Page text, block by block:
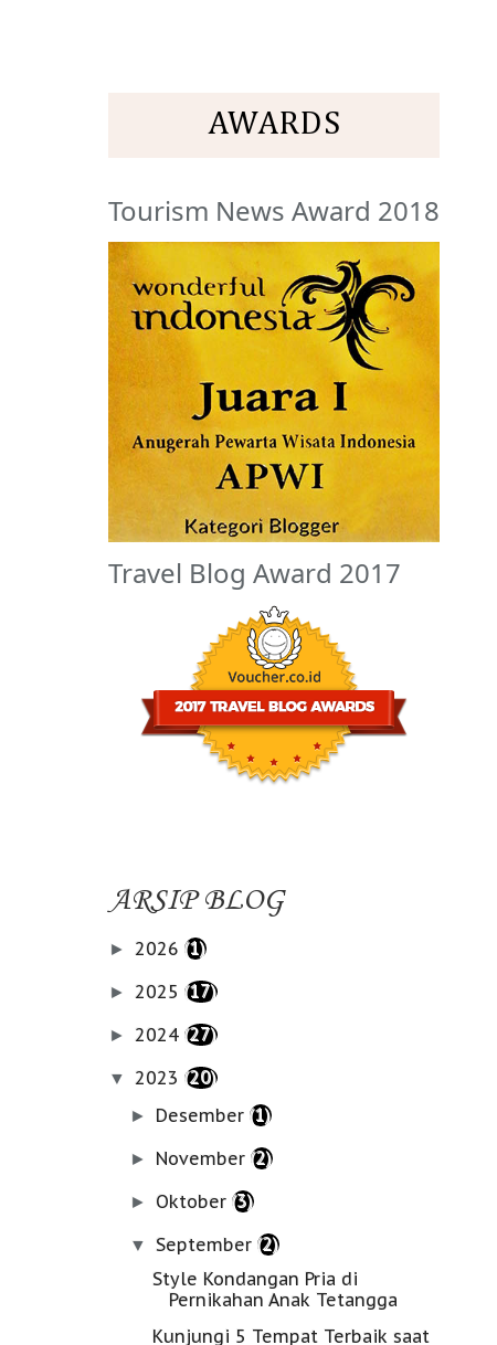
AWARDS
Tourism News Award 2018
Travel Blog Award 2017
ARSIP BLOG
► 2026 (1)
► 2025 (17)
► 2024 (27)
▼ 2023 (20)
► Desember(1)
► November(2)
► Oktober(3)
▼ September(2)
Style Kondangan Pria di
Pernikahan Anak Tetangga
Kunjungi 5 Tempat Terbaik saat